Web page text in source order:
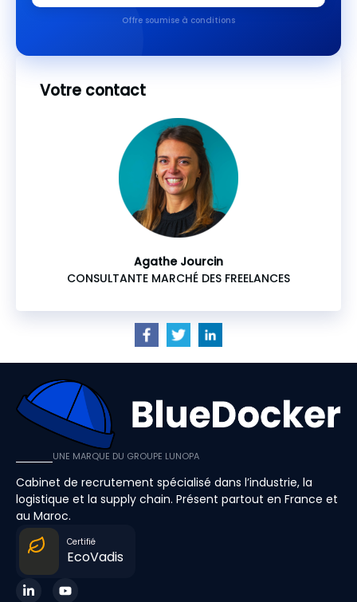
Offre soumise à conditions
Votre contact
Agathe Jourcin
CONSULTANTE MARCHÉ DES FREELANCES
UNE MARQUE DU GROUPE LUNOPA
Cabinet de recrutement spécialisé dans l’industrie, la
logistique et la supply chain. Présent partout en France et
au Maroc.
Certifié
EcoVadis